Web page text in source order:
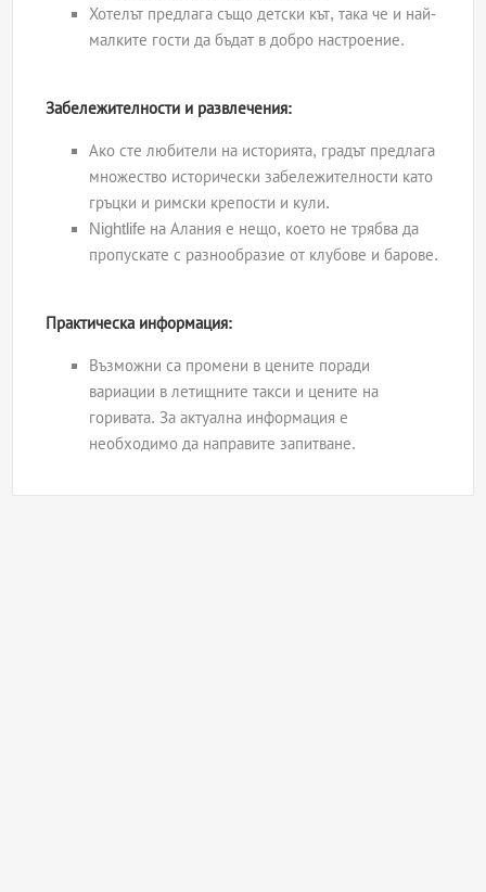
Хотелът предлага също детски кът, така че и най-
малките гости да бъдат в добро настроение.
Забележителности и развлечения:
Ако сте любители на историята, градът предлага
множество исторически забележителности като
гръцки и римски крепости и кули.
Nightlife на Алания е нещо, което не трябва да
пропускате с разнообразие от клубове и барове.
Практическа информация:
Възможни са промени в цените поради
вариации в летищните такси и цените на
горивата. За актуална информация е
необходимо да направите запитване.